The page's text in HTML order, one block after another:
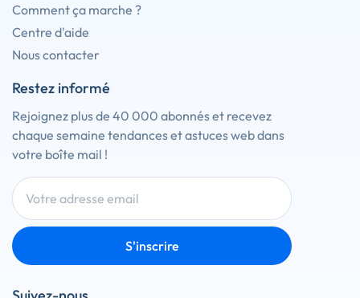
Comment ça marche ?
Centre d'aide
Nous contacter
Restez informé
Rejoignez plus de 40 000 abonnés et recevez
chaque semaine tendances et astuces web dans
votre boîte mail !
S'inscrire